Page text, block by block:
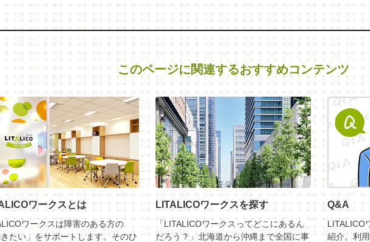
このページに関連するおすすめコンテンツ
ワークスとは
ワークスは障害のある方の
きたい」をサポートします。そのひ
LITALICOワークスを探す
「LITALICOワークスってどこにあるん
だろう？」北海道から沖縄まで全国に事
Q&A
LITALICO
紹介。利